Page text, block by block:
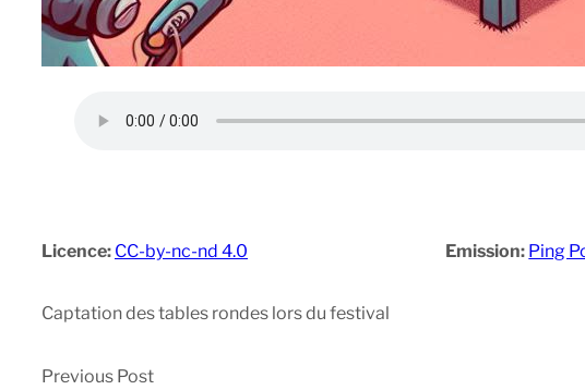
Licence: CC-by-nc-nd 4.0 Emission: Ping
Captation des tables rondes lors du festival
Previous Post